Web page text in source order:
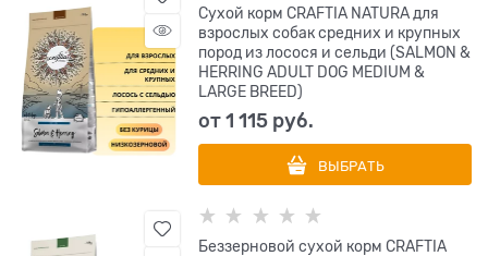
Сухой корм CRAFTIA NATURA для
взрослых собак средних и крупных
пород из лосося и сельди (SALMON &
HERRING ADULT DOG MEDIUM &
LARGE BREED)
от1 115 руб.
ВЫБРАТЬ
Беззерновой сухой корм CRAFTIA